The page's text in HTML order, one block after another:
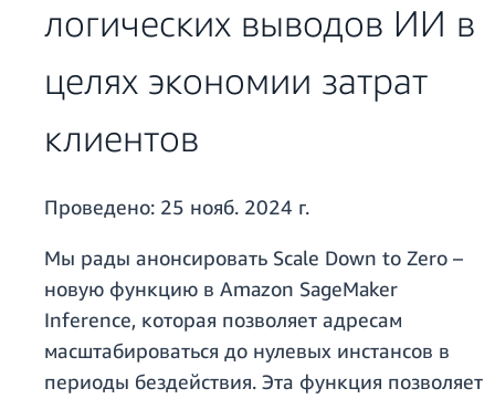
логических выводов ИИ в
целях экономии затрат
клиентов
Проведено: 25 нояб. 2024 г.
Мы рады анонсировать Scale Down to Zero –
новую функцию в Amazon SageMaker
Inference, которая позволяет адресам
масштабироваться до нулевых инстансов в
периоды бездействия. Эта функция позволяет